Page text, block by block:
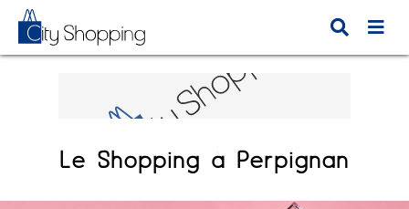
Le Shopping à Perpignan